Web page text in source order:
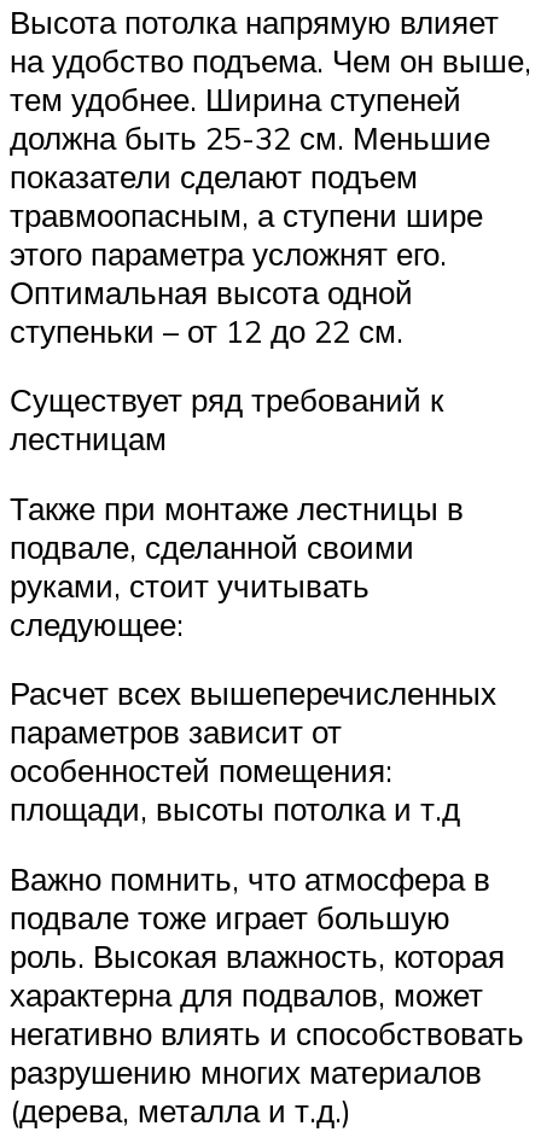
Высота потолка напрямую влияет
на удобство подъема. Чем он выше,
тем удобнее. Ширина ступеней
должна быть 25-32 см. Меньшие
показатели сделают подъем
травмоопасным, а ступени шире
этого параметра усложнят его.
Оптимальная высота одной
ступеньки – от 12 до 22 см.
Существует ряд требований к
лестницам
Также при монтаже лестницы в
подвале, сделанной своими
руками, стоит учитывать
следующее:
Расчет всех вышеперечисленных
параметров зависит от
особенностей помещения:
площади, высоты потолка и т.д
Важно помнить, что атмосфера в
подвале тоже играет большую
роль. Высокая влажность, которая
характерна для подвалов, может
негативно влиять и способствовать
разрушению многих материалов
(дерева, металла и т.д.)